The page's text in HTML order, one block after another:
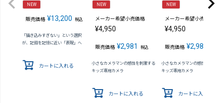
NEW
販売価格 ¥13,200 税込
「描き込みすぎない」という選択
が、記録を記憶に近い「表現」へ
カートに入れる
NEW
メーカー希望小売価格
¥4,950
販売価格 ¥2,981 税込
小さなカメラマンの感性を刺激する
キッズ専用カメラ
カートに入れる
NEW
メーカー希望小売価格
¥4,950
販売価格 ¥2,981
小さなカメラマンの感性を刺激す
キッズ専用カメラ
カートに入れる